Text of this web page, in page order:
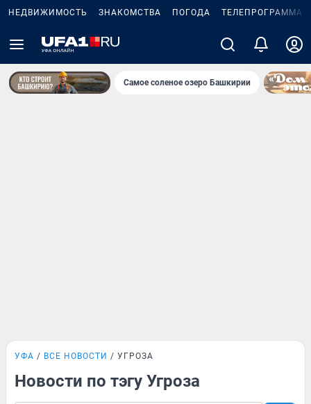
НЕДВИЖИМОСТЬ ЗНАКОМСТВА ПОГОДА ТЕЛЕПРОГРАММА
Самое соленое озеро Башкирии
УФА ВСЕ НОВОСТИ УГРОЗА
Новости по тэгу Угроза